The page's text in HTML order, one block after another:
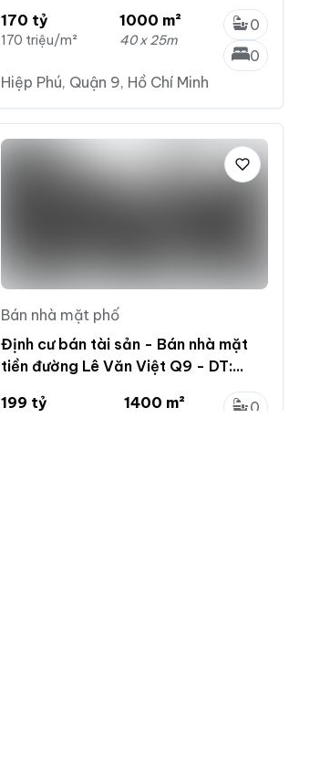
170 tỷ
170 triệu/m²
1000 m²
40 x 25m
0
0
Hiệp Phú, Quận 9, Hồ Chí Minh
Bán nhà mặt phố
Định cư bán tài sản - Bán nhà mặt
tiền đường Lê Văn Việt Q9 - DT:
40*79 - HĐT 205tr/th - giá 199 tỷ
199 tỷ
1400 m²
0